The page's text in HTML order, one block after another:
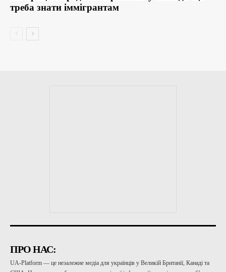
треба знати іммігрантам
ПРО НАС:
UA-Platform — це незалежне медіа для українців у Великій Британії, Канаді та